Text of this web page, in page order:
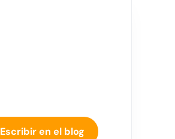
Escribir en el blog